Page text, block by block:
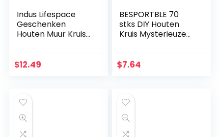
Indus Lifespace
Geschenken
Houten Muur Kruis
met Hand
Woonkamer Decor
Lichtgewicht
$12.49
BESPORTBLE 70
stks DIY Houten
Kruis Mysterieuze
Ornamenten Jezus
$7.64